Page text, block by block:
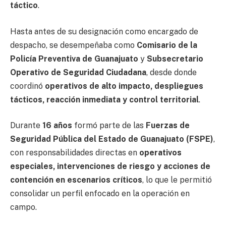
táctico.
Hasta antes de su designación como encargado de
despacho, se desempeñaba como Comisario de la
Policía Preventiva de Guanajuato y Subsecretario
Operativo de Seguridad Ciudadana, desde donde
coordinó operativos de alto impacto, despliegues
tácticos, reacción inmediata y control territorial.
Durante 16 años formó parte de las Fuerzas de
Seguridad Pública del Estado de Guanajuato (FSPE),
con responsabilidades directas en operativos
especiales, intervenciones de riesgo y acciones de
contención en escenarios críticos, lo que le permitió
consolidar un perfil enfocado en la operación en
campo.